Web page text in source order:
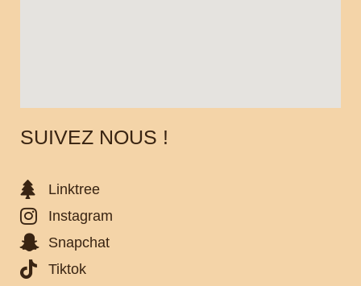
SUIVEZ NOUS !
Linktree
Instagram
Snapchat
Tiktok